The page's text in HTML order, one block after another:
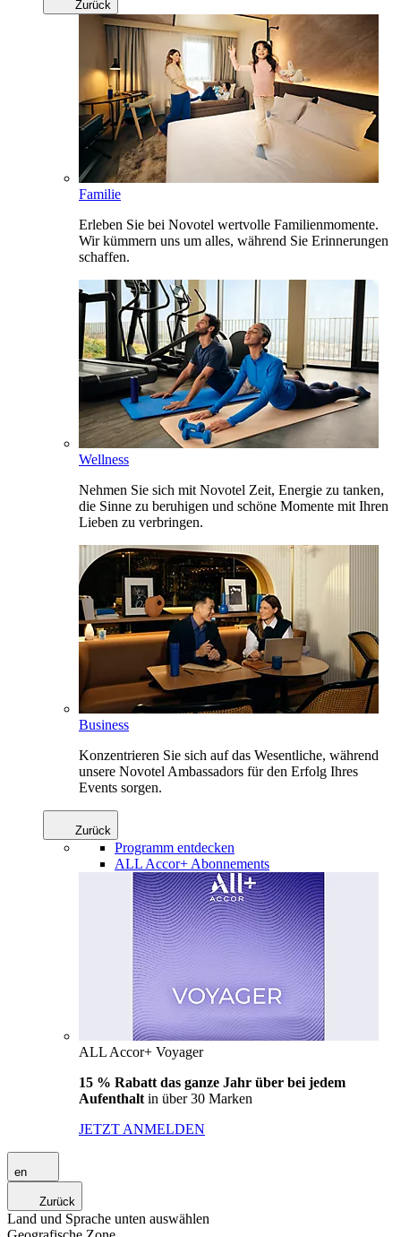
Zurück
Familie
Erleben Sie bei Novotel wertvolle Familienmomente.
Wir kümmern uns um alles, während Sie Erinnerungen
schaffen.
Wellness
Nehmen Sie sich mit Novotel Zeit, Energie zu tanken,
die Sinne zu beruhigen und schöne Momente mit Ihren
Lieben zu verbringen.
Business
Konzentrieren Sie sich auf das Wesentliche, während
unsere Novotel Ambassadors für den Erfolg Ihres
Events sorgen.
Zurück
Programm entdecken
ALL Accor+ Abonnements
ALL Accor+ Voyager
15 % Rabatt das ganze Jahr über bei jedem
Aufenthalt in über 30 Marken
JETZT ANMELDEN
en
Zurück
Land und Sprache unten auswählen